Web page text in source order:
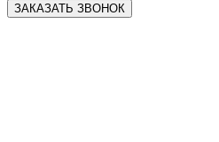
ЗАКАЗАТЬ ЗВОНОК